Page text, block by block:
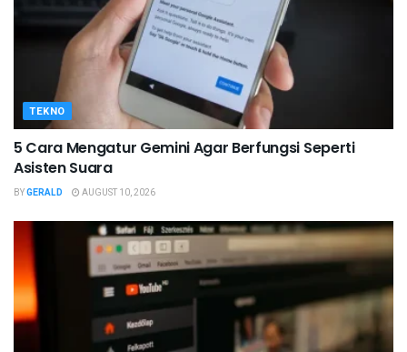
TEKNO
5 Cara Mengatur Gemini Agar Berfungsi Seperti
Asisten Suara
BYGERALD AUGUST 10, 2026